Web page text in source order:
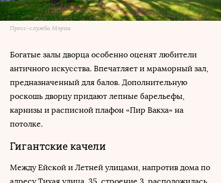
Пресс-служба Мэрии
Богатые залы дворца особенно оценят любители
античного искусства. Впечатляет и мраморный зал,
предназначенный для балов. Дополнительную
роскошь дворцу придают лепные барельефы,
карнизы и расписной плафон «Пир Вакха» на
потолке.
Гигантские качели
Между Ейской и Летней улицами, напротив дома по